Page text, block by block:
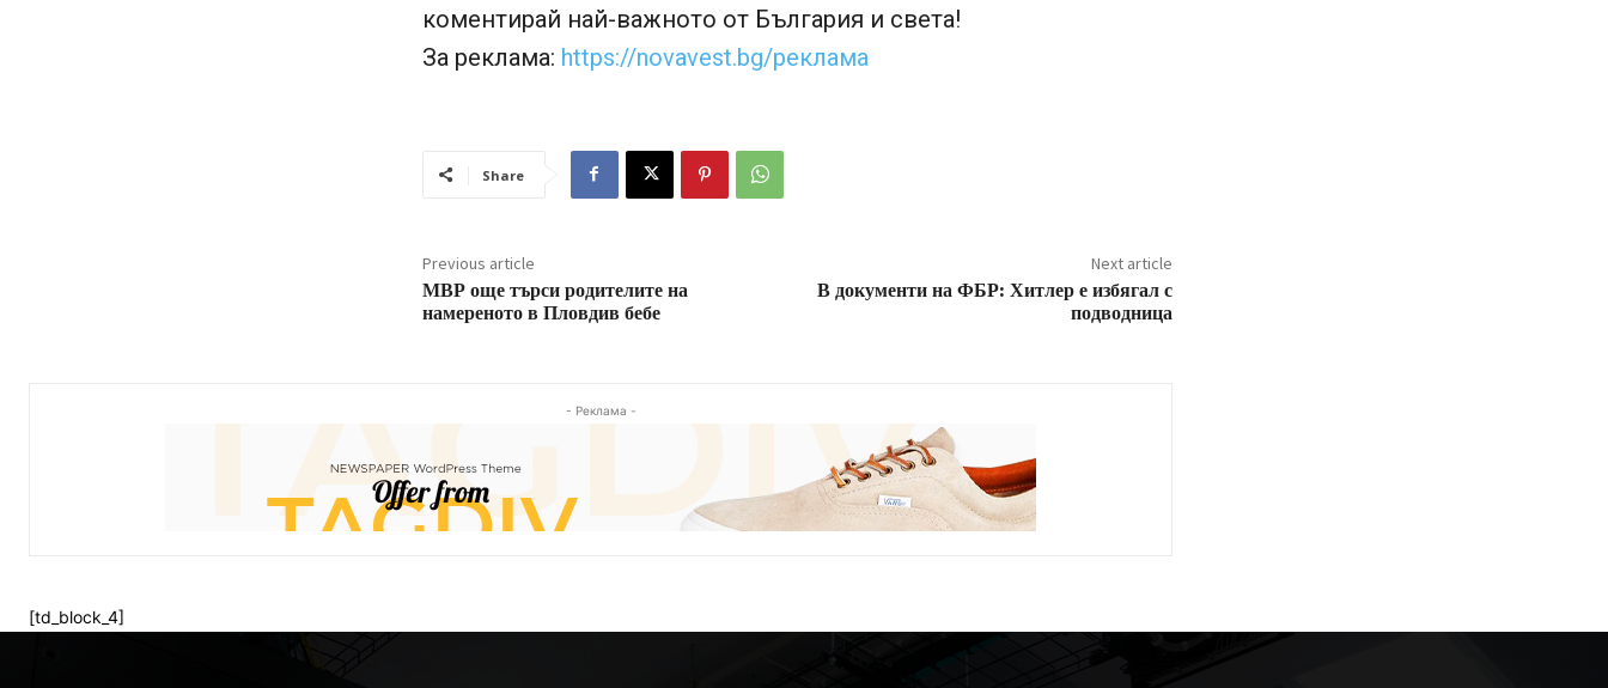
коментирай най-важното от България и света!
За реклама: https://novavest.bg/реклама
Share
Previous article
МВР още търси родителите на
намереното в Пловдив бебе
Next article
В документи на ФБР: Хитлер е избягал с
подводница
- Реклама -
[td_block_4]